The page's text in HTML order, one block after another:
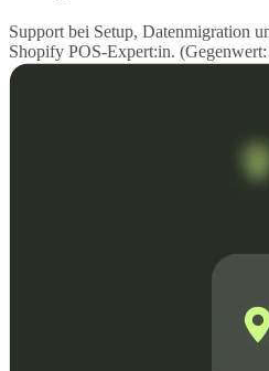
Support bei Setup, Datenmigration
Shopify POS-Expert:in.